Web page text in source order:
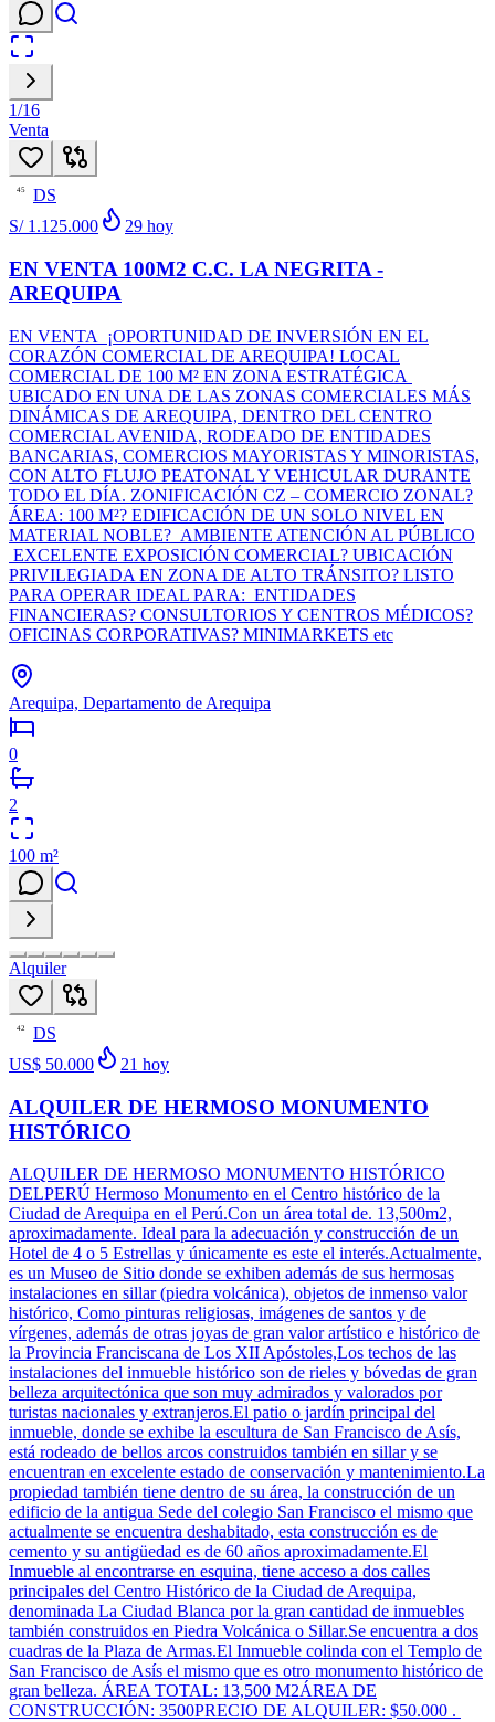
1/16
Venta
45
DS
S/ 1.125.000
29 hoy
EN VENTA 100M2 C.C. LA NEGRITA -
AREQUIPA
EN VENTA ¡OPORTUNIDAD DE INVERSIÓN EN EL
CORAZÓN COMERCIAL DE AREQUIPA! LOCAL
COMERCIAL DE 100 M² EN ZONA ESTRATÉGICA
UBICADO EN UNA DE LAS ZONAS COMERCIALES MÁS
DINÁMICAS DE AREQUIPA, DENTRO DEL CENTRO
COMERCIAL AVENIDA, RODEADO DE ENTIDADES
BANCARIAS, COMERCIOS MAYORISTAS Y MINORISTAS,
CON ALTO FLUJO PEATONAL Y VEHICULAR DURANTE
TODO EL DÍA. ZONIFICACIÓN CZ – COMERCIO ZONAL?
ÁREA: 100 M²? EDIFICACIÓN DE UN SOLO NIVEL EN
MATERIAL NOBLE? AMBIENTE ATENCIÓN AL PÚBLICO
EXCELENTE EXPOSICIÓN COMERCIAL? UBICACIÓN
PRIVILEGIADA EN ZONA DE ALTO TRÁNSITO? LISTO
PARA OPERAR IDEAL PARA: ENTIDADES
FINANCIERAS? CONSULTORIOS Y CENTROS MÉDICOS?
OFICINAS CORPORATIVAS? MINIMARKETS etc
Arequipa, Departamento de Arequipa
0
2
100 m²
Alquiler
42
DS
US$ 50.000
21 hoy
ALQUILER DE HERMOSO MONUMENTO
HISTÓRICO
ALQUILER DE HERMOSO MONUMENTO HISTÓRICO
DELPERÚ Hermoso Monumento en el Centro histórico de la
Ciudad de Arequipa en el Perú.Con un área total de. 13,500m2,
aproximadamente. Ideal para la adecuación y construcción de un
Hotel de 4 o 5 Estrellas y únicamente es este el interés.Actualmente,
es un Museo de Sitio donde se exhiben además de sus hermosas
instalaciones en sillar (piedra volcánica), objetos de inmenso valor
histórico, Como pinturas religiosas, imágenes de santos y de
vírgenes, además de otras joyas de gran valor artístico e histórico de
la Provincia Franciscana de Los XII Apóstoles,Los techos de las
instalaciones del inmueble histórico son de rieles y bóvedas de gran
belleza arquitectónica que son muy admirados y valorados por
turistas nacionales y extranjeros.El patio o jardín principal del
inmueble, donde se exhibe la escultura de San Francisco de Asís,
está rodeado de bellos arcos construidos también en sillar y se
encuentran en excelente estado de conservación y mantenimiento.La
propiedad también tiene dentro de su área, la construcción de un
edificio de la antigua Sede del colegio San Francisco el mismo que
actualmente se encuentra deshabitado, esta construcción es de
cemento y su antigüedad es de 60 años aproximadamente.El
Inmueble al encontrarse en esquina, tiene acceso a dos calles
principales del Centro Histórico de la Ciudad de Arequipa,
denominada La Ciudad Blanca por la gran cantidad de inmuebles
también construidos en Piedra Volcánica o Sillar.Se encuentra a dos
cuadras de la Plaza de Armas.El Inmueble colinda con el Templo de
San Francisco de Asís el mismo que es otro monumento histórico de
gran belleza. ÁREA TOTAL: 13,500 M2ÁREA DE
CONSTRUCCIÓN: 3500PRECIO DE ALQUILER: $50.000 .